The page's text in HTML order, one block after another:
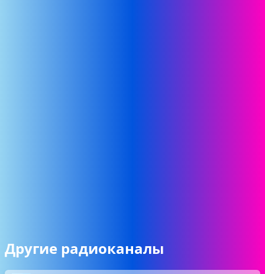
Другие радиоканалы